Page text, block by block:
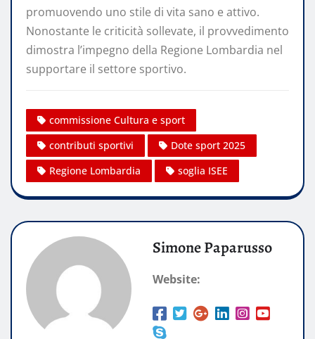
promuovendo uno stile di vita sano e attivo.
Nonostante le criticità sollevate, il provvedimento
dimostra l’impegno della Regione Lombardia nel
supportare il settore sportivo.
commissione Cultura e sport
contributi sportivi
Dote sport 2025
Regione Lombardia
soglia ISEE
Simone Paparusso
Website: